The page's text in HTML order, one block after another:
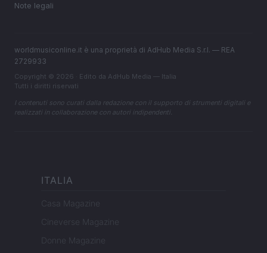
Note legali
worldmusiconline.it è una proprietà di AdHub Media S.r.l. — REA
2729933
Copyright © 2026 · Edito da AdHub Media — Italia
Tutti i diritti riservati
I contenuti sono curati dalla redazione con il supporto di strumenti digitali e
realizzati in collaborazione con autori indipendenti.
ITALIA
Casa Magazine
Cineverse Magazine
Donne Magazine